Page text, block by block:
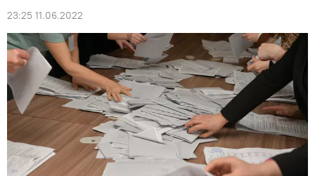
23:25 11.06.2022